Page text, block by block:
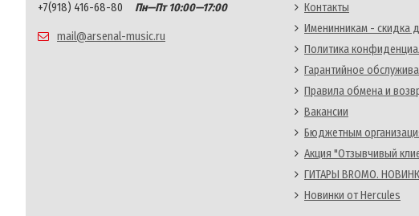
+7(918) 416-68-80
Пн—Пт 10:00—17:00
mail@arsenal-music.ru
Контакты
Именинникам - скидка
Политика
Гарантийное
Правила обмена и
Вакансии
Бюджетным
Акция "Отзывчивый
ГИТАРЫ BROMO.
Новинки от Hercules